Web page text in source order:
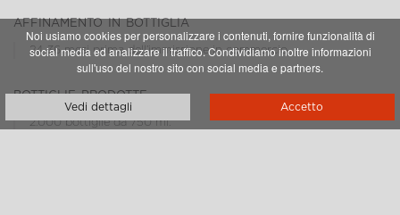
affinamento in bottiglia
24-36 mesi prima dell’immissione in commercio.
bottiglie prodotte
2.000 bottiglie da 750 ml.
Noi usiamo cookies per personalizzare i contenuti, fornire funzionalità di
social media ed analizzare il traffico. Condividiamo inoltre informazioni
sull'uso del nostro sito con social media e partners.
Vedi dettagli Accetto